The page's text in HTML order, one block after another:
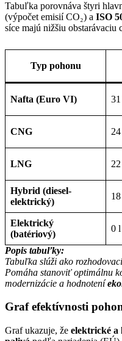
Tabuľka porovnáva štyri
(výpočet emisií CO₂) a ISO
síce majú nižšiu
Typ pohonu
Nafta (Euro VI)
CNG
LNG
Hybrid (diesel-
elektrický)
Elektrický
(batériový)
0
Popis tabuľky:
Tabuľka slúži ako
Pomáha stanoviť optimálnu
modernizácie a hodnotení
Graf efektívnosti
Graf ukazuje, že elektrické a